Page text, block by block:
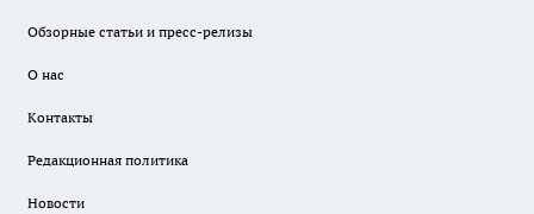
Обзорные статьи и пресс-релизы
О нас
Контакты
Редакционная политика
Новости